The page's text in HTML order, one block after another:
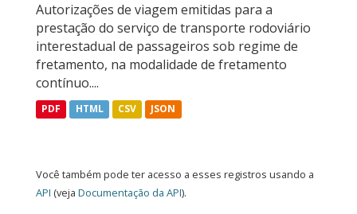
Autorizações de viagem emitidas para a
prestação do serviço de transporte rodoviário
interestadual de passageiros sob regime de
fretamento, na modalidade de fretamento
contínuo....
PDF HTML CSV JSON
Você também pode ter acesso a esses registros usando a
API (veja Documentação da API).